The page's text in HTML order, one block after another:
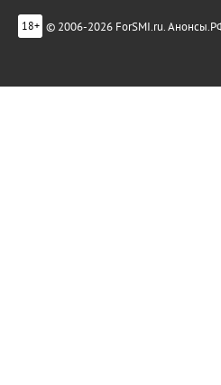
18+ © 2006-2026 ForSMI.ru.